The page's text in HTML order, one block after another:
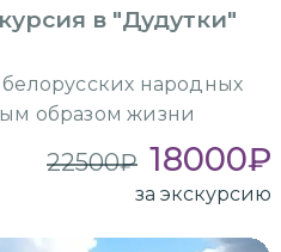
в "Дудутки"
народных
образом жизни
22500₽ 18000₽
за экскурсию